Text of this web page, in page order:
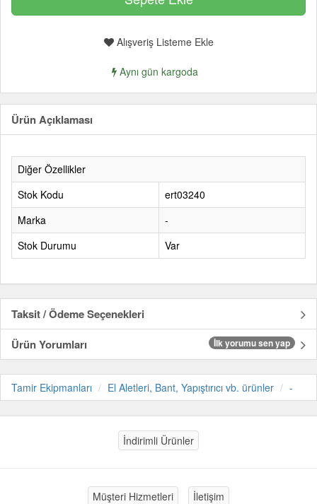
Alışveriş Listeme Ekle
Aynı gün kargoda
Ürün Açıklaması
Diğer Özellikler
Stok Kodu
ert03240
Marka
-
Stok Durumu
Var
Taksit / Ödeme Seçenekleri
Ürün Yorumları
İlk yorumu sen yap
Tamir Ekipmanları El Aletleri, Bant, Yapıştırıcı vb. ürünler -
İndirimli Ürünler
Müşteri Hizmetleri İletişim